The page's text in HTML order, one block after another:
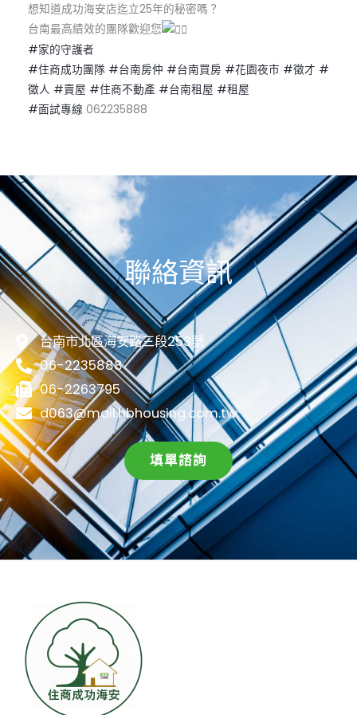
想知道成功海安店迄立25年的秘密嗎？
台南最高績效的團隊歡迎您
#家的守護者
#住商成功團隊 #台南房仲 #台南買房 #花園夜市 #徵才 #
徵人 #賣屋 #住商不動產 #台南租屋 #租屋
#面試專線 062235888
聯絡資訊
台南市北區海安路三段253號
06-2235888
06-2263795
d063@mail.hbhousing.com.tw
填單諮詢